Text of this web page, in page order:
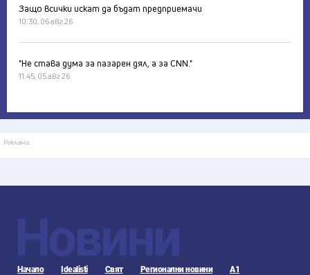
Защо всички искат да бъдат предприемачи
10:30, 06 авг 26
"Не става дума за пазарен дял, а за CNN."
11:45, 05 авг 26
Реклама
Новини
Начало Idealisti Свят Регионални новини А1